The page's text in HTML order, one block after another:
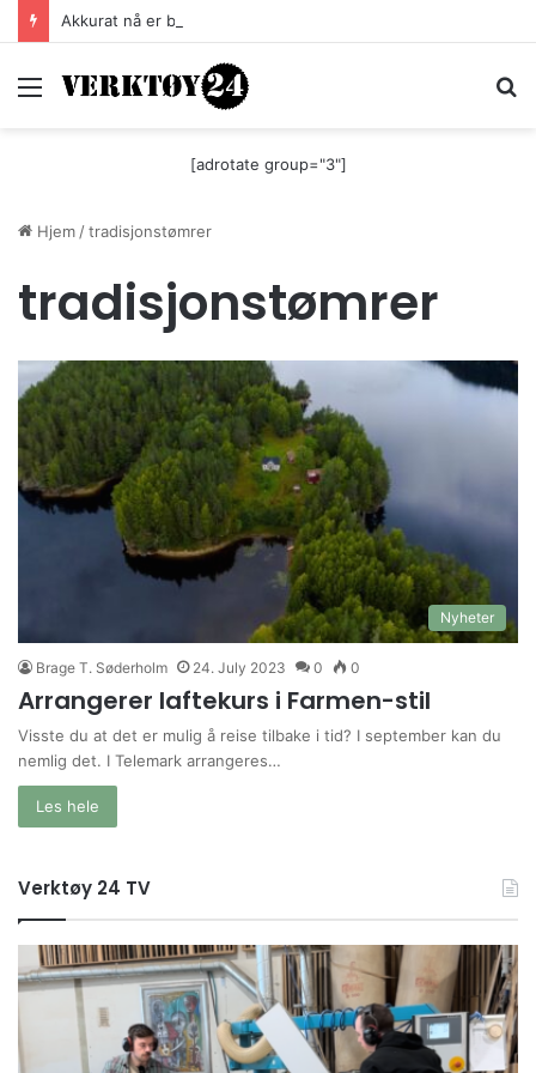
Akkurat nå er batteri-bordsaga til Festool billigere
Meny
[adrotate group="3"]
Hjem /tradisjonstømrer
tradisjonstømrer
Nyheter
Brage T. Søderholm 24. July 2023 0 0
Arrangerer laftekurs i Farmen-stil
Visste du at det er mulig å reise tilbake i tid? I september kan du
nemlig det. I Telemark arrangeres…
Les hele
Verktøy 24 TV